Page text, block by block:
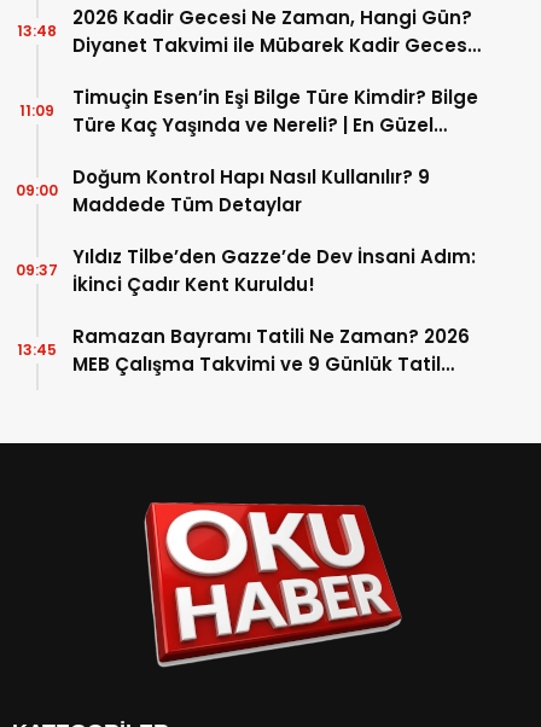
2026 Kadir Gecesi Ne Zaman, Hangi Gün?
Diyanet Takvimi ile Mübarek Kadir Gecesi
13:48
Timuçin Esen’in Eşi Bilge Türe Kimdir? Bilge
Türe Kaç Yaşında ve Nereli? | En Güzel
11:09
Doğum Kontrol Hapı Nasıl Kullanılır? 9
Maddede Tüm Detaylar
09:00
Yıldız Tilbe’den Gazze’de Dev İnsani Adım:
İkinci Çadır Kent Kuruldu!
09:37
Ramazan Bayramı Tatili Ne Zaman? 2026
MEB Çalışma Takvimi ve 9 Günlük Tatil
13:45